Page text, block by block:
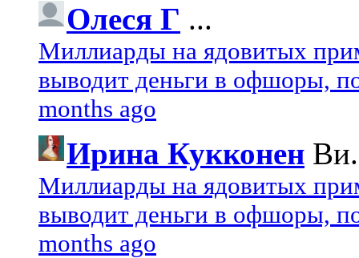
Олеся Г ...
Миллиарды на ядовитых
выводит деньги в офшоры,
months ago
Ирина Кукконен
Миллиарды на ядовитых
выводит деньги в офшоры,
months ago